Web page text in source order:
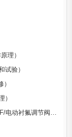
理）
试验）
）
节阀采用何种结构）